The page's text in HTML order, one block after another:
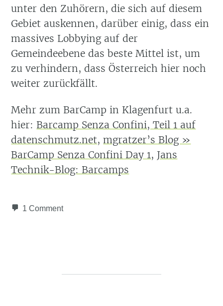
unter den Zuhörern, die sich auf diesem
Gebiet auskennen, darüber einig, dass ein
massives Lobbying auf der
Gemeindeebene das beste Mittel ist, um
zu verhindern, dass Österreich hier noch
weiter zurückfällt.
Mehr zum BarCamp in Klagenfurt u.a.
hier: Barcamp Senza Confini, Teil 1 auf
datenschmutz.net,mgratzer’s Blog »
BarCamp Senza Confini Day 1, Jans
Technik-Blog: Barcamps
1 Comment